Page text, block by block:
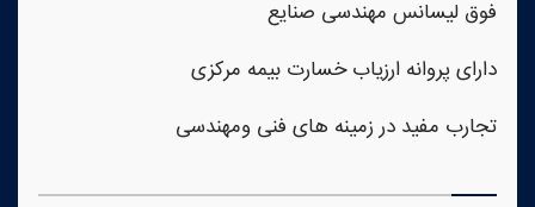
فوق لیسانس مهندسی صنایع
دارای پروانه ارزیاب خسارت بیمه مرکزی
تجارب مفید در زمینه های فنی ومهندسی